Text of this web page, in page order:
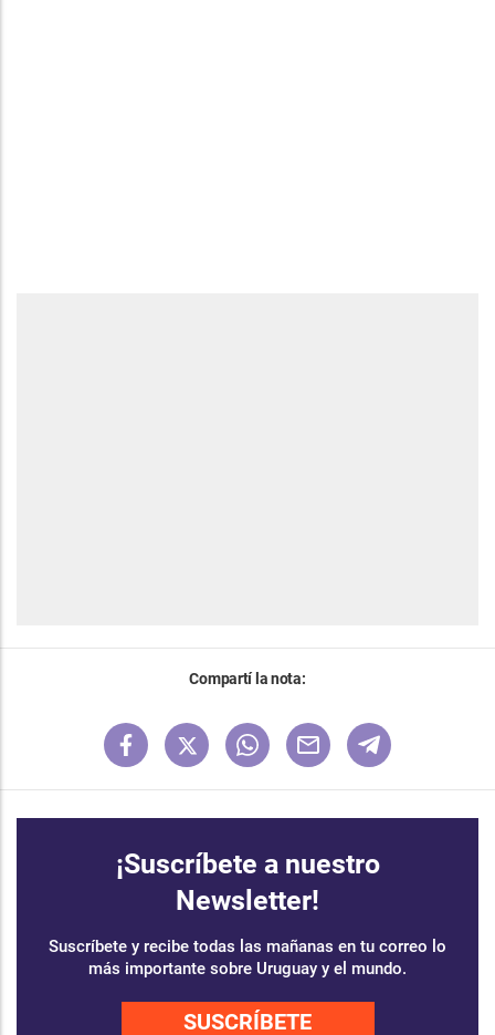
Compartí la nota:
¡Suscríbete a nuestro
Newsletter!
Suscríbete y recibe todas las mañanas en tu correo lo
más importante sobre Uruguay y el mundo.
SUSCRÍBETE